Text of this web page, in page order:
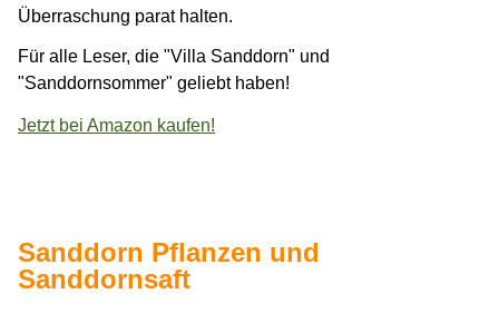
Überraschung parat halten.
Für alle Leser, die "Villa Sanddorn" und
"Sanddornsommer" geliebt haben!
Jetzt bei Amazon kaufen!
Sanddorn Pflanzen und
Sanddornsaft